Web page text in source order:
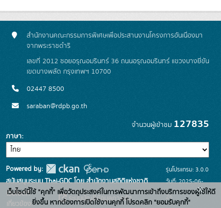
สำนักงานคณะกรรมการพิเศษเพื่อประสานงานโครงการอันเนื่องมา
จากพระราชดำริ
เลขที่ 2012 ซอยอรุณอมรินทร์ 36 ถนนอรุณอมรินทร์ แขวงบางยี่ขัน
เขตบางพลัด กรุงเทพฯ 10700
02447 8500
saraban@rdpb.go.th
จำนวนผู้เข้าชม 127835
ภาษา
Powered by:
สนับสนุนระบบ Thai-GDC โดย สำนักงานสถิติแห่งชาติ
เว็บไซต์ที่
เกี่ยวข้อง:
ระบบบัญชีข้อมูลภาครัฐ
รุ่นโปรแกรม: 3.0.0
วันที่: 2025-06-
26
เว็บไซต์นี้ใช้ "คุกกี้" เพื่อวัตถุประสงค์ในการพัฒนาการเข้าถึงบริการของผู้ใช้ให้ดี
ยิ่งขึ้น หากต้องการเปิดใช้งานคุกกี้ โปรดคลิก "ยอมรับคุกกี้"
x